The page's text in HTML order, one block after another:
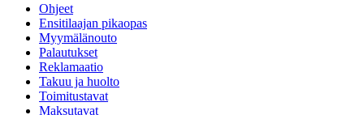
Ohjeet
Ensitilaajan pikaopas
Myymälänouto
Palautukset
Reklamaatio
Takuu ja huolto
Toimitustavat
Maksutavat